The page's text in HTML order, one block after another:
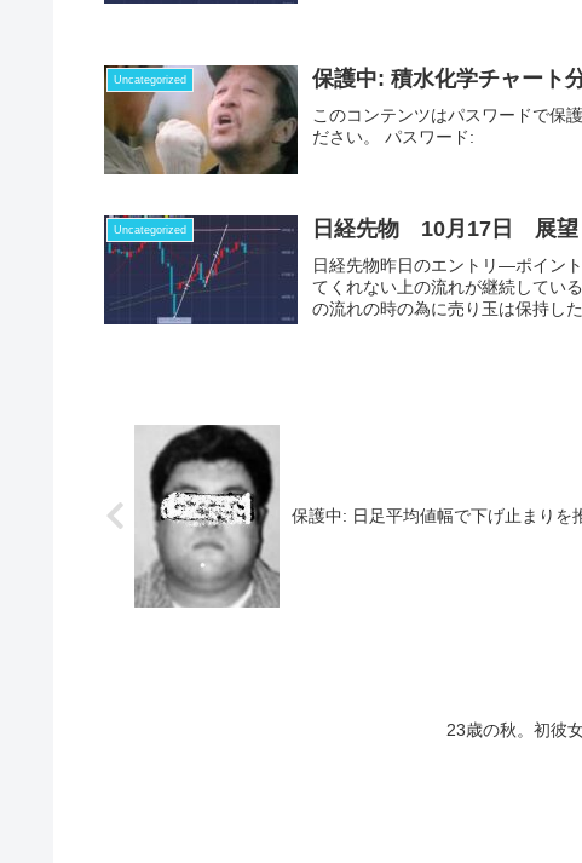
Uncategorized 保護中: 積水化学チャート
このコンテンツはパスワードで保
ださい。 パスワード:
Uncategorized 日経先物 10月17日 展望
日経先物昨日のエントリ―ポイン
てくれない上の流れが継続してい
の流れの時の為に売り玉は保持し
保護中: 日足平均値幅で下げ止まりを
23歳の秋。初彼